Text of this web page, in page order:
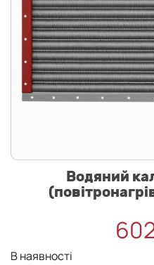
Водяний
В наявності